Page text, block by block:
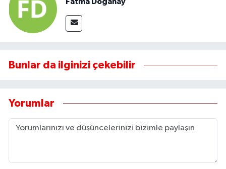
Bunlar da ilginizi çekebilir
Yorumlar